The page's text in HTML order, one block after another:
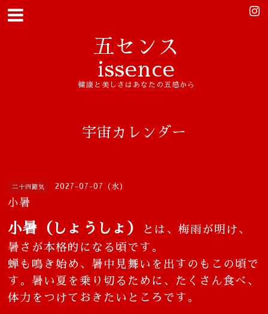
五センス
issence
健康と美しさはあなたの五感から
宇宙カレンダー
二十四節気 2027-07-07 (水)
小暑
小暑（しょうしょ）
とは、梅雨が明け、
暑さが本格的になる頃です。
蝉も鳴き始め、暑中見舞いを出すのもこの頃で
す。暑い夏を乗り切るために、たくさん食べ、
体力をつけておきたいところです。